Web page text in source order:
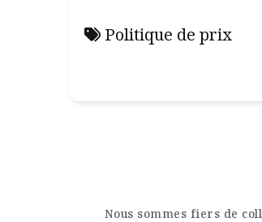
Politique de prix
Nous sommes fiers de